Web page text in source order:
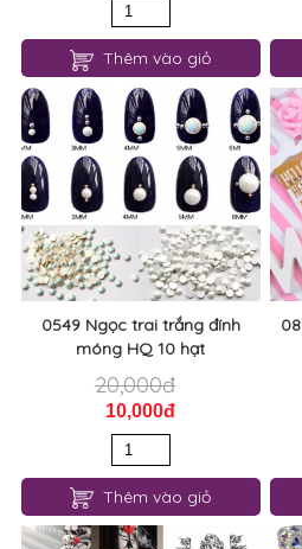
Thêm vào giỏ
0549 Ngọc trai trắng đính
móng HQ 10 hạt
20,000đ
10,000đ
Thêm vào giỏ